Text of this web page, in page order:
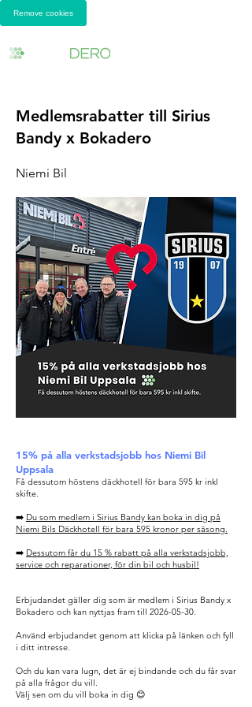
Remove cookies
Medlemsrabatter till Sirius
Bandy x Bokadero
Niemi Bil
15% på alla verkstadsjobb hos Niemi Bil
Uppsala
Få dessutom höstens däckhotell för bara 595 kr inkl
skifte.
➡️ Du som medlem i Sirius Bandy kan boka in dig på
Niemi Bils Däckhotell för bara 595 kronor per säsong.
➡️ Dessutom får du 15 % rabatt på alla verkstadsjobb,
service och reparationer, för din bil och husbil!
Erbjudandet gäller dig som är medlem i Sirius Bandy x
Bokadero och kan nyttjas fram till 2026-05-30.
Använd erbjudandet genom att klicka på länken och fyll
i ditt intresse.
Och du kan vara lugn, det är ej bindande och du får svar
på alla frågor du vill.
Välj sen om du vill boka in dig 😊